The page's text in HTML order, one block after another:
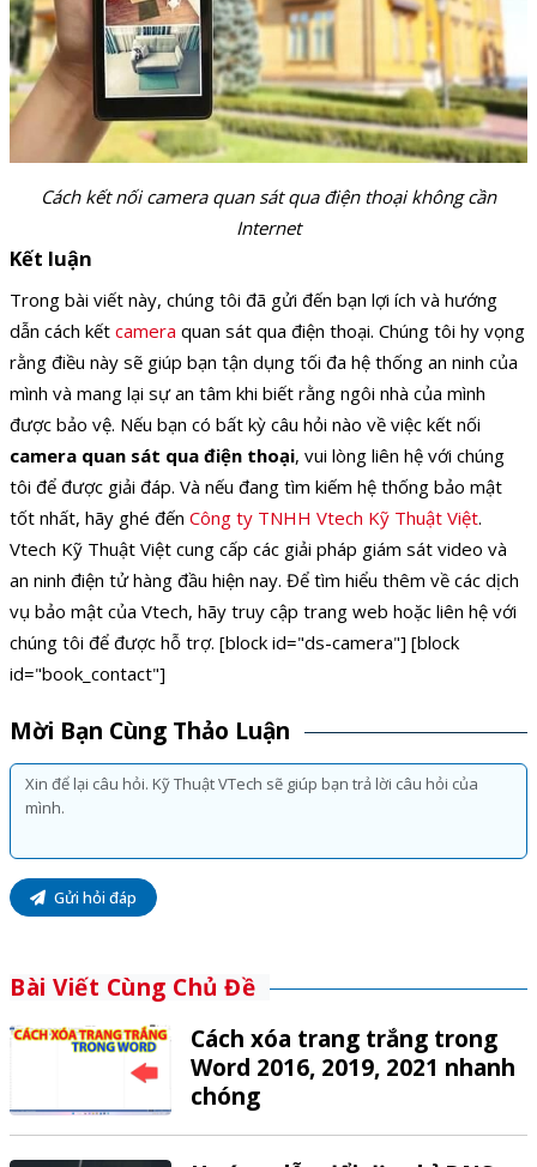
Cách kết nối camera quan sát qua điện thoại không cần
Internet
Kết luận
Trong bài viết này, chúng tôi đã gửi đến bạn lợi ích và hướng
dẫn cách kết camera quan sát qua điện thoại. Chúng tôi hy vọng
rằng điều này sẽ giúp bạn tận dụng tối đa hệ thống an ninh của
mình và mang lại sự an tâm khi biết rằng ngôi nhà của mình
được bảo vệ. Nếu bạn có bất kỳ câu hỏi nào về việc kết nối
camera quan sát qua điện thoại, vui lòng liên hệ với chúng
tôi để được giải đáp. Và nếu đang tìm kiếm hệ thống bảo mật
tốt nhất, hãy ghé đến Công ty TNHH Vtech Kỹ Thuật Việt.
Vtech Kỹ Thuật Việt cung cấp các giải pháp giám sát video và
an ninh điện tử hàng đầu hiện nay. Để tìm hiểu thêm về các dịch
vụ bảo mật của Vtech, hãy truy cập trang web hoặc liên hệ với
chúng tôi để được hỗ trợ. [block id="ds-camera"] [block
id="book_contact"]
Mời Bạn Cùng Thảo Luận
Gửi hỏi đáp
Bài Viết Cùng Chủ Đề
Cách xóa trang trắng trong
Word 2016, 2019, 2021 nhanh
chóng